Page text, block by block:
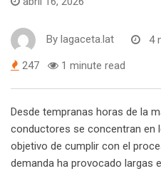
By lagaceta.lat 4
247 1 minute read
Desde tempranas horas de la
conductores se concentran en
objetivo de cumplir con el
demanda ha provocado largas